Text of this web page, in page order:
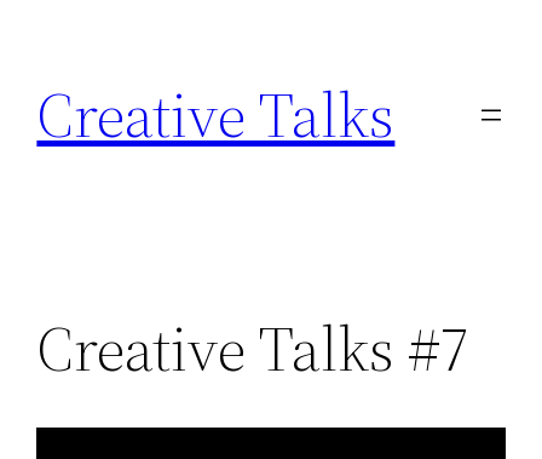
content
Creative Talks
Creative Talks #7